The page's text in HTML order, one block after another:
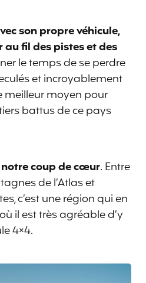
son propre véhicule,
au fil des pistes et des
le temps de se perdre
et incroyablement
meilleur moyen pour
battus de ce pays
notre coup de cœur. Entre
de l’Atlas et
c’est une région qui en
il est très agréable d’y
4×4.